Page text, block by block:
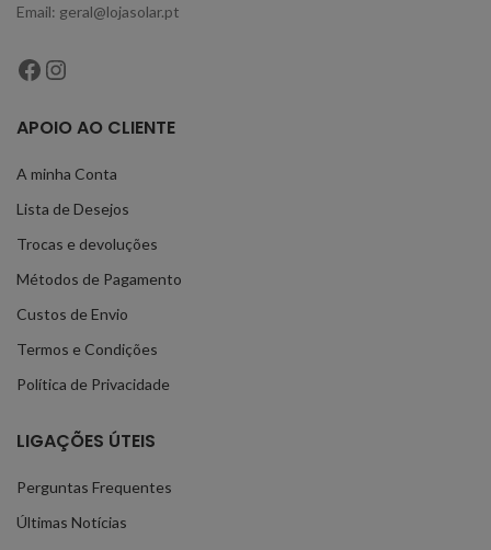
Email: geral@lojasolar.pt
APOIO AO CLIENTE
A minha Conta
Lista de Desejos
Trocas e devoluções
Métodos de Pagamento
Custos de Envio
Termos e Condições
Política de Privacidade
LIGAÇÕES ÚTEIS
Perguntas Frequentes
Últimas Notícias